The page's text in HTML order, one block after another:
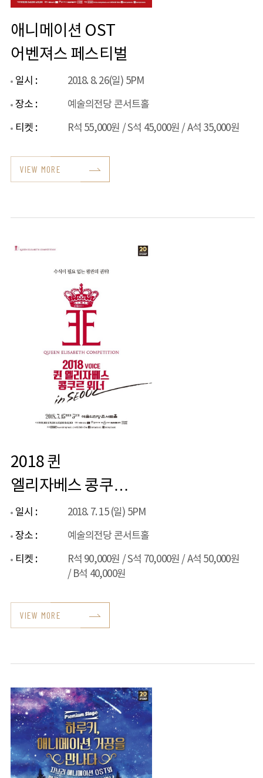
애니메이션 OST
어벤져스 페스티벌
일시 :
2018. 8. 26(일) 5PM
장소 :
예술의전당 콘서트홀
티켓 :
R석 55,000원 / S석 45,000원 / A석 35,000원
VIEW MORE
2018 퀸
엘리자베스 콩쿠르
위너 in 서울
일시 :
2018. 7. 15 (일) 5PM
장소 :
예술의전당 콘서트홀
티켓 :
R석 90,000원 / S석 70,000원 / A석 50,000원
/ B석 40,000원
VIEW MORE